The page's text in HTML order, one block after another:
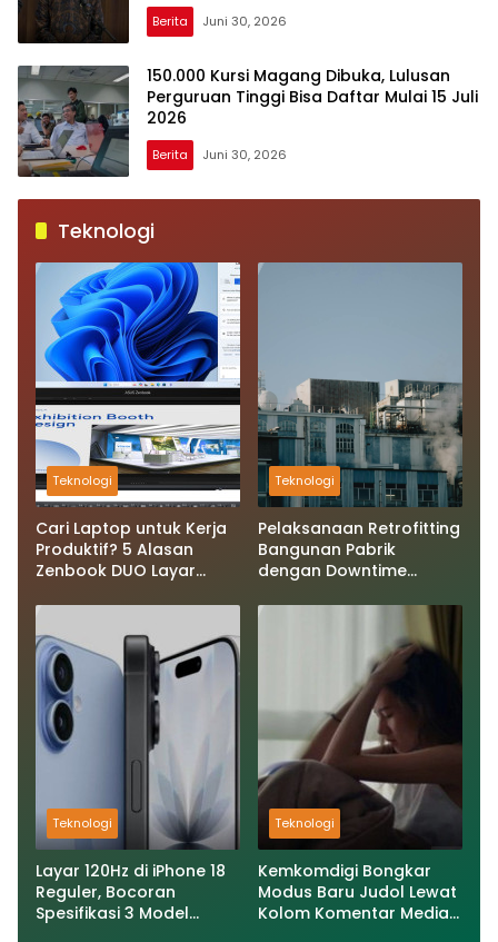
Berita Juni 30, 2026
150.000 Kursi Magang Dibuka, Lulusan
Perguruan Tinggi Bisa Daftar Mulai 15 Juli
2026
Berita Juni 30, 2026
Teknologi
Teknologi
Cari Laptop untuk Kerja
Produktif? 5 Alasan
Zenbook DUO Layar
Dipertimbangkan
Teknologi
Pelaksanaan Retrofitting
Bangunan Pabrik
dengan Downtime
Teknologi
Layar 120Hz di iPhone 18
Reguler, Bocoran
Spesifikasi 3 Model
Teknologi
Kemkomdigi Bongkar
Modus Baru Judol Lewat
Kolom Komentar Media